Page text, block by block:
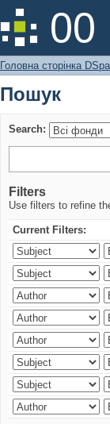
00
Пошук
Головна сторінка
Пошук
Search:
Filters
Use filters to refine
Current Filters: